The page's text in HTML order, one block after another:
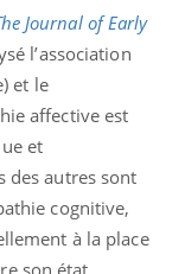
Journal of Early
l’association
et le
affective est
et
des autres sont
cognitive,
à la place
son état